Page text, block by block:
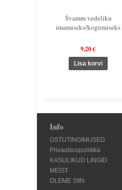
Švamm vedeliku
imamiseks/kogumiseks
9,20 €
Info
OSTUTINGIMUSED
Privaatsuspoliitika
KASULIKUD LINGID
MEIST
OLEME SIIN